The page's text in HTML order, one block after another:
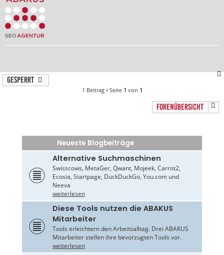
Gesperrt
1 Beitrag • Seite 1 von 1
FORENÜBERSICHT
Neueste Blogbeiträge
Alternative Suchmaschinen
Swisscows, MetaGer, Qwant, Mojeek, Carrot2,
Ecosia, Startpage, DuckDuckGo, You.com und
Neeva
weiterlesen
Diese Tools nutzen die ABAKUS
Mitarbeiter
Tools erleichtern den Arbeitsalltag. Drei ABAKUS
Mitarbeiter stellen ihre bevorzugten Tools vor.
weiterlesen